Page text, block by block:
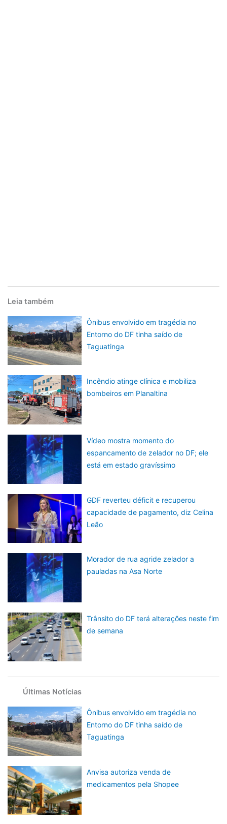
Leia também
Ônibus envolvido em tragédia no
Entorno do DF tinha saído de
Taguatinga
Incêndio atinge clínica e mobiliza
bombeiros em Planaltina
Vídeo mostra momento do
espancamento de zelador no DF; ele
está em estado gravíssimo
GDF reverteu déficit e recuperou
capacidade de pagamento, diz Celina
Leão
Morador de rua agride zelador a
pauladas na Asa Norte
Trânsito do DF terá alterações neste fim
de semana
Últimas Notícias
Ônibus envolvido em tragédia no
Entorno do DF tinha saído de
Taguatinga
Anvisa autoriza venda de
medicamentos pela Shopee